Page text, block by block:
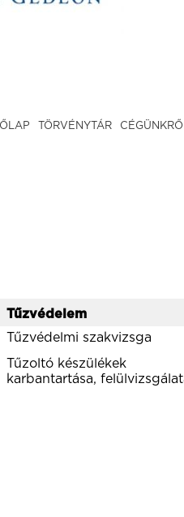
TÖRVÉNYTÁR
Tűzvédelem
Tűzvédelmi szakvizsga
Tűzoltó készülékek
karbantartása,